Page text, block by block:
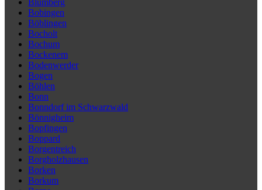
Blumberg
Bobingen
Böblingen
Bocholt
Bochum
Bockenem
Bodenwerder
Bogen
Böhlen
Bonn
Bonndorf im Schwarzwald
Bönnigheim
Bopfingen
Boppard
Borgentreich
Borgholzhausen
Borken
Borkum